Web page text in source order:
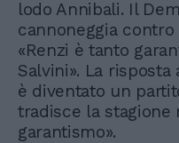
lodo Annibali. Il
cannoneggia
«Renzi è tanto
Salvini». La
è diventato un
tradisce la
garantismo».